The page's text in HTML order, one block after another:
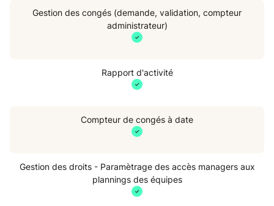
Gestion des congés (demande, validation, compteur
administrateur)
Rapport d'activité
Compteur de congés à date
Gestion des droits - Paramètrage des accès managers aux
plannings des équipes